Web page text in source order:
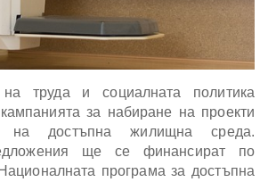
на труда и социалната политика
за набиране на проекти
на достъпна жилищна среда.
ще се финансират по
програма за достъпна